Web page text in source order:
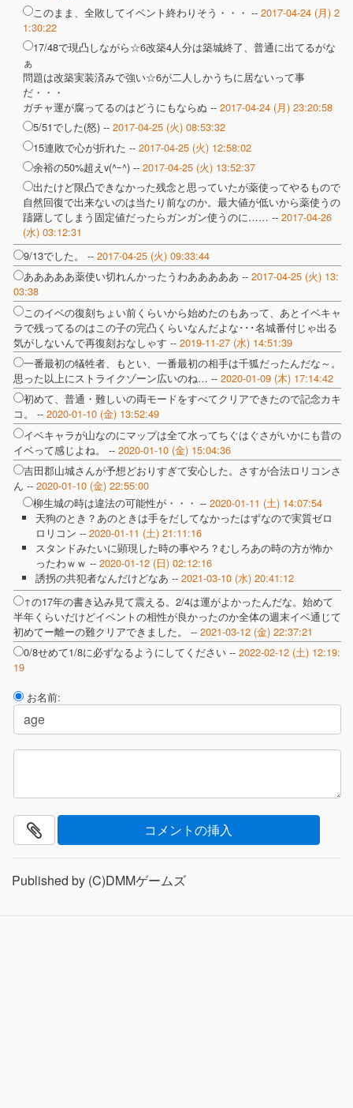
このまま、全敗してイベント終わりそう・・・ -- 2017-04-24 (月) 2
1:30:22
17/48で現凸しながら☆6改築4人分は築城終了、普通に出てるがな
ぁ
問題は改築実装済みで強い☆6が二人しかうちに居ないって事
だ・・・
ガチャ運が腐ってるのはどうにもならぬ -- 2017-04-24 (月) 23:20:58
5/51でした(怒) -- 2017-04-25 (火) 08:53:32
15連敗で心が折れた -- 2017-04-25 (火) 12:58:02
余裕の50%超えv(^ｰ^) -- 2017-04-25 (火) 13:52:37
出たけど限凸できなかった残念と思っていたが薬使ってやるもので
自然回復で出来ないのは当たり前なのか。最大値が低いから薬使うの
躊躇してしまう固定値だったらガンガン使うのに…… -- 2017-04-26
(水) 03:12:31
9/13でした。 -- 2017-04-25 (火) 09:33:44
あああああ薬使い切れんかったうわあああああ -- 2017-04-25 (火) 13:
03:38
このイベの復刻ちょい前くらいから始めたのもあって、あとイベキャ
ラで残ってるのはこの子の完凸くらいなんだよな･･･名城番付じゃ出る
気がしないんで再復刻おなしゃす -- 2019-11-27 (水) 14:51:39
一番最初の犠牲者、もとい、一番最初の相手は千狐だったんだな～。
思った以上にストライクゾーン広いのね… -- 2020-01-09 (木) 17:14:42
初めて、普通・難しいの両モードをすべてクリアできたので記念カキ
コ。 -- 2020-01-10 (金) 13:52:49
イベキャラが山なのにマップは全て水ってちぐはぐさがいかにも昔の
イベって感じよね。 -- 2020-01-10 (金) 15:04:36
吉田郡山城さんが予想どおりすぎて安心した。さすが合法ロリコンさ
ん -- 2020-01-10 (金) 22:55:00
柳生城の時は違法の可能性が・・・ -- 2020-01-11 (土) 14:07:54
天狗のとき？あのときは手をだしてなかったはずなので実質ゼロ
ロリコン -- 2020-01-11 (土) 21:11:16
スタンドみたいに顕現した時の事やろ？むしろあの時の方が怖か
ったわｗｗ -- 2020-01-12 (日) 02:12:16
誘拐の共犯者なんだけどなあ -- 2021-03-10 (水) 20:41:12
↑の17年の書き込み見て震える。2/4は運がよかったんだな。始めて
半年くらいだけどイベントの相性が良かったのか全体の週末イベ通じて
初めてー離ーの難クリアできました。 -- 2021-03-12 (金) 22:37:21
0/8せめて1/8に必ずなるようにしてください -- 2022-02-12 (土) 12:19:
19
お名前:
Published by (C)DMMゲームズ